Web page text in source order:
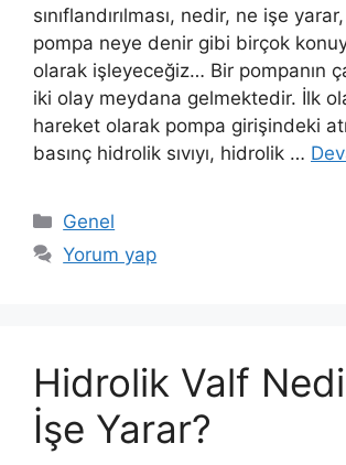
sınıflandırılması, nedir, ne işe
pompa neye denir gibi birçok
olarak işleyeceğiz… Bir pompanın
iki olay meydana gelmektedir. İlk
hareket olarak pompa girişindeki
basınç hidrolik sıvıyı, hidrolik …
Kategoriler
Genel
Yorum yap
Hidrolik Valf
İşe Yarar?